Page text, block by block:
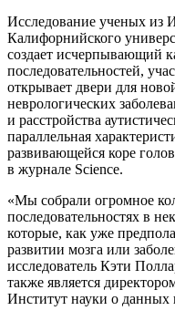
Исследование ученых из
Калифорнийского
создает исчерпывающий
последовательностей,
открывает двери для
неврологических
и расстройства
параллельная
развивающейся коре
в журнале Science.
«Мы собрали огромное
последовательностях в
которые, как уже
развитии мозга или
исследователь Кэти
также является
Институт науки о данных